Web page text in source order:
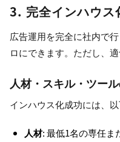
3. 完全インハウス
広告運用を完全に社内で
ロにできます。ただし、
人材・スキル・ツー
インハウス化成功には、
人材: 最低1名の専任ま